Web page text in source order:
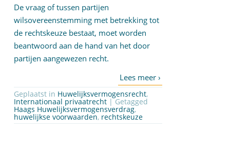
De vraag of tussen partijen
wilsovereenstemming met betrekking tot
de rechtskeuze bestaat, moet worden
beantwoord aan de hand van het door
partijen aangewezen recht.
Geplaatst in Huwelijksvermogensrecht,
Internationaal privaatrecht | Getagged
Haags Huwelijksvermogensverdrag,
huwelijkse voorwaarden, rechtskeuze